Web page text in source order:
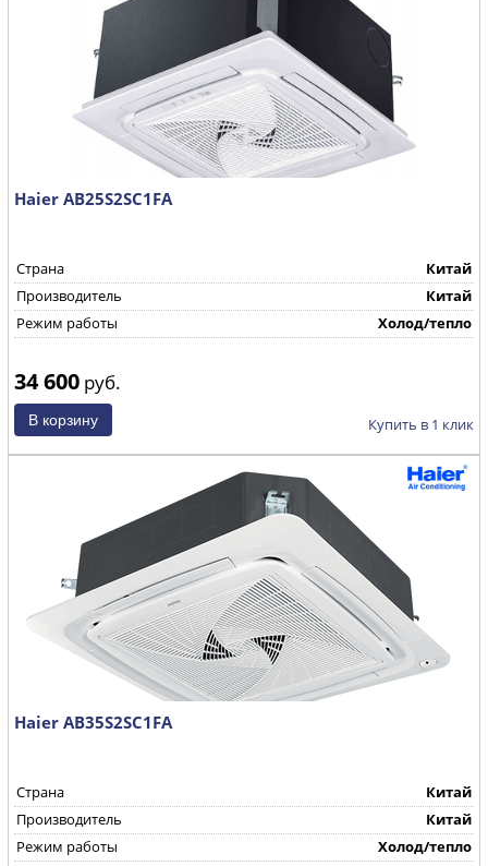
Haier AB25S2SC1FA
Страна
Китай
Производитель
Китай
Режим работы
Холод/тепло
34 600 руб.
Купить в 1 клик
Haier AB35S2SC1FA
Страна
Китай
Производитель
Китай
Режим работы
Холод/тепло